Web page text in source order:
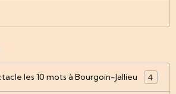
les 10 mots à Bourgoin-Jallieu 4